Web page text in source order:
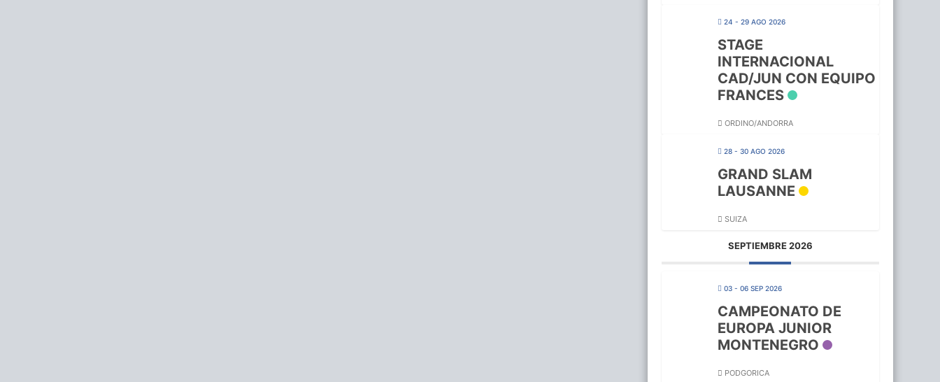
24 - 29 AGO 2026
STAGE
INTERNACIONAL
CAD/JUN CON EQUIPO
FRANCES
ORDINO/ANDORRA
28 - 30 AGO 2026
GRAND SLAM
LAUSANNE
SUIZA
SEPTIEMBRE 2026
03 - 06 SEP 2026
CAMPEONATO DE
EUROPA JUNIOR
MONTENEGRO
PODGORICA